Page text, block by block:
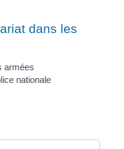
dans les
armées
nationale